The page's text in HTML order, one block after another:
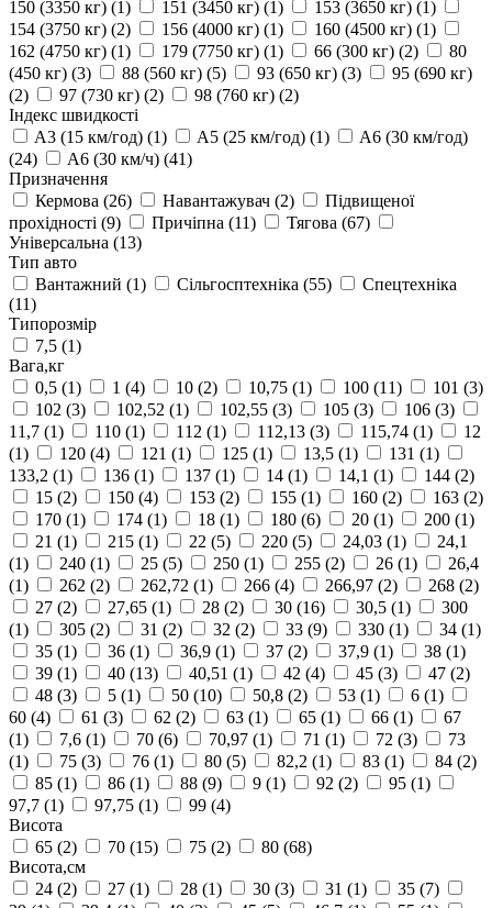
150 (3350 кг) (1) 151 (3450 кг) (1) 153 (3650 кг) (1)
154 (3750 кг) (2) 156 (4000 кг) (1) 160 (4500 кг) (1)
162 (4750 кг) (1) 179 (7750 кг) (1) 66 (300 кг) (2)
80
(450 кг) (3) 88 (560 кг) (5) 93 (650 кг) (3)
95 (690 кг)
(2)
97 (730 кг) (2) 98 (760 кг) (2)
Індекс швидкості
A3 (15 км/год) (1) A5 (25 км/год) (1)
A6 (30 км/год)
(24)
A6 (30 км/ч) (41)
Призначення
Кермова (26) Навантажувач (2)
Підвищеної
прохідності (9) Причіпна (11) Тягова (67)
Універсальна (13)
Тип авто
Вантажний (1) Сільгосптехніка (55)
Спецтехніка
(11)
Типорозмір
7,5 (1)
Вага,кг
0,5 (1) 1 (4) 10 (2) 10,75 (1) 100 (11) 101 (3)
102 (3) 102,52 (1) 102,55 (3) 105 (3) 106 (3)
11,7 (1) 110 (1) 112 (1) 112,13 (3) 115,74 (1)
12
(1)
120 (4) 121 (1) 125 (1) 13,5 (1) 131 (1)
133,2 (1) 136 (1) 137 (1) 14 (1) 14,1 (1) 144 (2)
15 (2) 150 (4) 153 (2) 155 (1) 160 (2) 163 (2)
170 (1) 174 (1) 18 (1) 180 (6) 20 (1) 200 (1)
21 (1) 215 (1) 22 (5) 220 (5) 24,03 (1)
24,1
(1)
240 (1) 25 (5) 250 (1) 255 (2) 26 (1)
26,4
(1)
262 (2) 262,72 (1) 266 (4) 266,97 (2) 268 (2)
27 (2) 27,65 (1) 28 (2) 30 (16) 30,5 (1)
300
(1)
305 (2) 31 (2) 32 (2) 33 (9) 330 (1) 34 (1)
35 (1) 36 (1) 36,9 (1) 37 (2) 37,9 (1) 38 (1)
39 (1) 40 (13) 40,51 (1) 42 (4) 45 (3) 47 (2)
48 (3) 5 (1) 50 (10) 50,8 (2) 53 (1) 6 (1)
60 (4) 61 (3) 62 (2) 63 (1) 65 (1) 66 (1)
67
(1)
7,6 (1) 70 (6) 70,97 (1) 71 (1) 72 (3)
73
(1)
75 (3) 76 (1) 80 (5) 82,2 (1) 83 (1) 84 (2)
85 (1) 86 (1) 88 (9) 9 (1) 92 (2) 95 (1)
97,7 (1) 97,75 (1) 99 (4)
Висота
65 (2) 70 (15) 75 (2) 80 (68)
Висота,см
24 (2) 27 (1) 28 (1) 30 (3) 31 (1) 35 (7)